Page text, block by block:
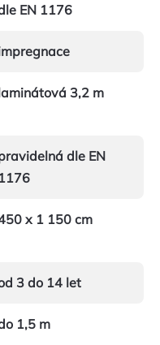
EN 1176
3,2 m
dle EN
1176
x 1 150 cm
3 do 14 let
1,5 m